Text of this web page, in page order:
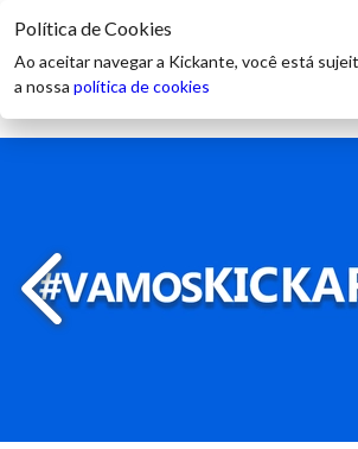
Política de Cookies
Ao aceitar navegar a Kickante, você está
a nossa política de cookies